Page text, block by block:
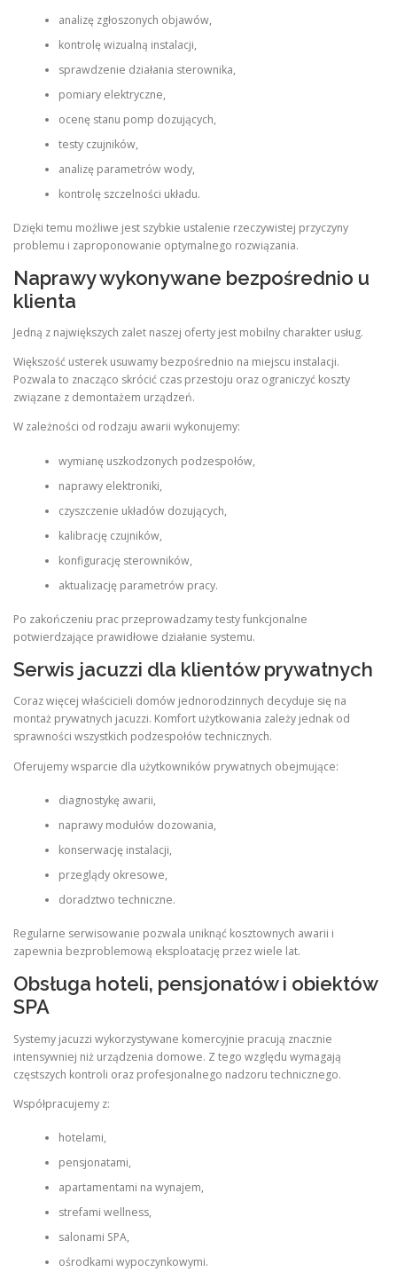
analizę zgłoszonych objawów,
kontrolę wizualną instalacji,
sprawdzenie działania sterownika,
pomiary elektryczne,
ocenę stanu pomp dozujących,
testy czujników,
analizę parametrów wody,
kontrolę szczelności układu.
Dzięki temu możliwe jest szybkie ustalenie rzeczywistej przyczyny
problemu i zaproponowanie optymalnego rozwiązania.
Naprawy wykonywane bezpośrednio u
klienta
Jedną z największych zalet naszej oferty jest mobilny charakter usług.
Większość usterek usuwamy bezpośrednio na miejscu instalacji.
Pozwala to znacząco skrócić czas przestoju oraz ograniczyć koszty
związane z demontażem urządzeń.
W zależności od rodzaju awarii wykonujemy:
wymianę uszkodzonych podzespołów,
naprawy elektroniki,
czyszczenie układów dozujących,
kalibrację czujników,
konfigurację sterowników,
aktualizację parametrów pracy.
Po zakończeniu prac przeprowadzamy testy funkcjonalne
potwierdzające prawidłowe działanie systemu.
Serwis jacuzzi dla klientów prywatnych
Coraz więcej właścicieli domów jednorodzinnych decyduje się na
montaż prywatnych jacuzzi. Komfort użytkowania zależy jednak od
sprawności wszystkich podzespołów technicznych.
Oferujemy wsparcie dla użytkowników prywatnych obejmujące:
diagnostykę awarii,
naprawy modułów dozowania,
konserwację instalacji,
przeglądy okresowe,
doradztwo techniczne.
Regularne serwisowanie pozwala uniknąć kosztownych awarii i
zapewnia bezproblemową eksploatację przez wiele lat.
Obsługa hoteli, pensjonatów i obiektów
SPA
Systemy jacuzzi wykorzystywane komercyjnie pracują znacznie
intensywniej niż urządzenia domowe. Z tego względu wymagają
częstszych kontroli oraz profesjonalnego nadzoru technicznego.
Współpracujemy z:
hotelami,
pensjonatami,
apartamentami na wynajem,
strefami wellness,
salonami SPA,
ośrodkami wypoczynkowymi.